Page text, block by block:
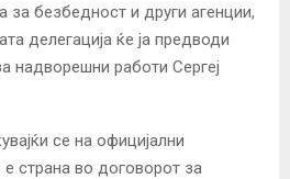
за безбедност и други агенции,
делегација ќе ја предводи
надворешни работи Сергеј
се на официјални
е страна во договорот за